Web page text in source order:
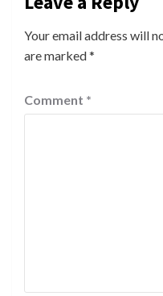
Your email address will
are marked*
Comment *